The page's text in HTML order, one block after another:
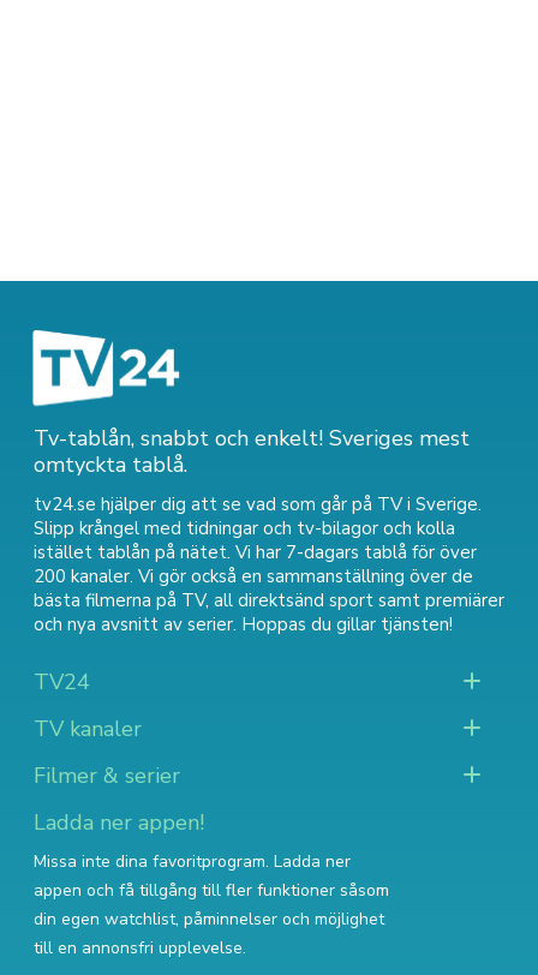
Tv-tablån, snabbt och enkelt! Sveriges mest
omtyckta tablå.
tv24.se hjälper dig att se vad som går på TV i Sverige.
Slipp krångel med tidningar och tv-bilagor och kolla
istället tablån på nätet. Vi har 7-dagars tablå för över
200 kanaler. Vi gör också en sammanställning över de
bästa filmerna på TV, all direktsänd sport samt premiärer
och nya avsnitt av serier. Hoppas du gillar tjänsten!
TV24
TV kanaler
Filmer & serier
Ladda ner appen!
Missa inte dina favoritprogram. Ladda ner
appen och få tillgång till fler funktioner såsom
din egen watchlist, påminnelser och möjlighet
till en annonsfri upplevelse.